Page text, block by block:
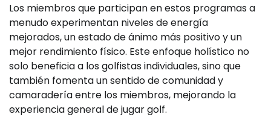
Los miembros que participan en estos programas a
menudo experimentan niveles de energía
mejorados, un estado de ánimo más positivo y un
mejor rendimiento físico. Este enfoque holístico no
solo beneficia a los golfistas individuales, sino que
también fomenta un sentido de comunidad y
camaradería entre los miembros, mejorando la
experiencia general de jugar golf.